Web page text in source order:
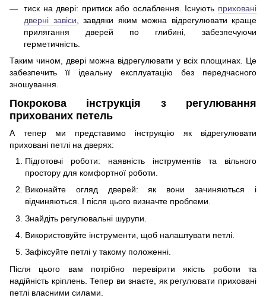
тиск на двері: притиск або ослаблення. Існують приховані
дверні завіси , завдяки яким можна відрегулювати краще
прилягання дверей по глибині, забезпечуючи
герметичність.
Таким чином, двері можна відрегулювати у всіх площинах. Це
забезпечить її ідеальну експлуатацію без передчасного
зношування.
Покрокова інструкція з регулювання
прихованих петель
А тепер ми представимо інструкцію як відрегулювати
приховані петлі на дверях:
Підготовчі роботи: наявність інструментів та вільного
простору для комфортної роботи.
Виконайте огляд дверей: як вони зачиняються і
відчиняються. І після цього визначте проблеми.
Знайдіть регулювальні шурупи.
Використовуйте інструменти, щоб налаштувати петлі.
Зафіксуйте петлі у такому положенні.
Після цього вам потрібно перевірити якість роботи та
надійність кріплень. Тепер ви знаєте, як регулювати приховані
петлі власними силами.